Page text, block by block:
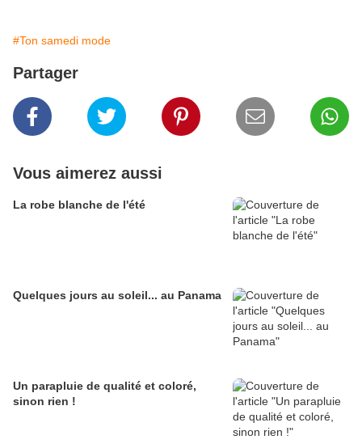
#Ton samedi mode
Partager
Vous aimerez aussi
La robe blanche de l'été
Quelques jours au soleil... au Panama
Un parapluie de qualité et coloré,
sinon rien !